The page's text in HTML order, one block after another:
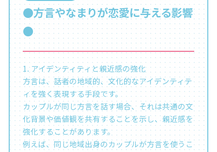
●方言やなまりが恋愛に与える影響
●
1. アイデンティティと親近感の強化
方言は、話者の地域的、文化的なアイデンティテ
ィを強く表現する手段です。
カップルが同じ方言を話す場合、それは共通の文
化背景や価値観を共有することを示し、親近感を
強化することがあります。
例えば、同じ地域出身のカップルが方言を使うこ